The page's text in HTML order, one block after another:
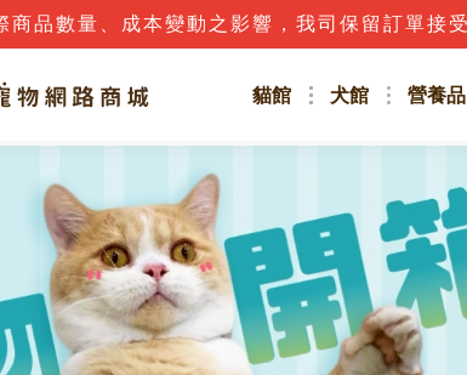
貓館 犬館 營養品